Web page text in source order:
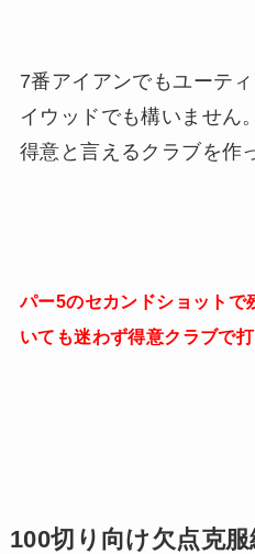
7番アイアンでもユーテ
イウッドでも構いません
得意と言えるクラブを作
パー5のセカンドショットで
いても迷わず得意クラブで打
100切り向け欠点克